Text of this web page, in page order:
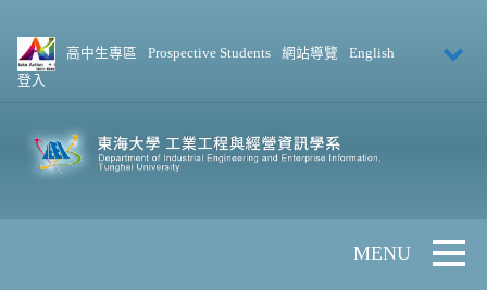
高中生專區 Prospective Students 網站導覽
English
登入
Toggle